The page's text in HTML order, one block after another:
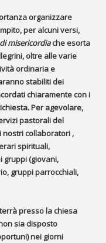
organizzare
per alcuni versi,
misericordiache esorta
oltre alle varie
ordinaria e
stabiliti dei
chiaramente con i
Per agevolare,
pastorali del
nostri collaboratori ,
spirituali,
gruppi (giovani,
gruppi parrocchiali,
presso la chiesa
sia disposto
nei giorni